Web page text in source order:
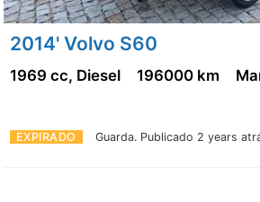
2014' Volvo S60
EXPIRADO Guarda. Publicado 2 years
1969 cc, Diesel 196000 km